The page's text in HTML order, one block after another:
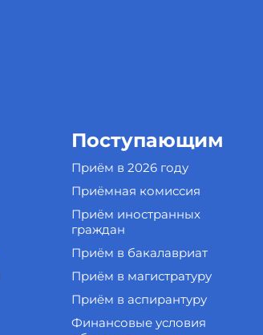
Поступающим
Приём в 2026 году
Приёмная комиссия
Приём иностранных
граждан
Приём в бакалавриат
Приём в магистратуру
Приём в аспирантуру
Финансовые условия